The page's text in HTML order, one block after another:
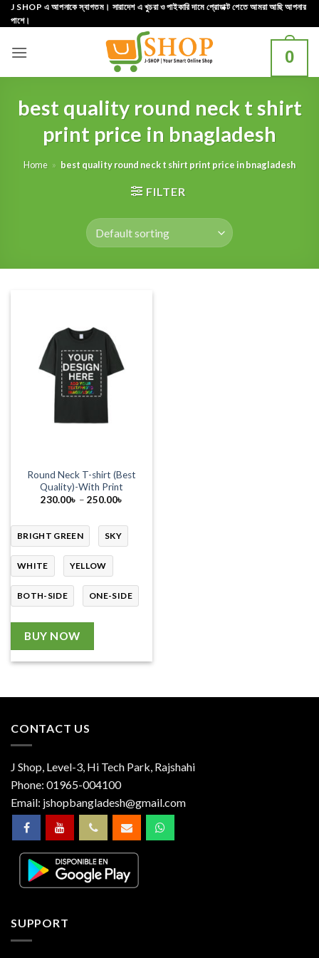
Skip
to
J SHOP এ আপনাকে স্বাগতম। সারাদেশ এ খুচরা ও পাইকারি দামে প্রোডাক্ট পেতে আমরা আছি আপনার
পাশে।
0
best quality round neck t shirt
print price in bnagladesh
Home » best quality round neck t shirt print price in bnagladesh
FILTER
Round Neck T-shirt (Best
Quality)-With Print
230.00৳ – 250.00৳
through
BRIGHT GREEN SKY
WHITE YELLOW
BOTH-SIDE ONE-SIDE
BUY NOW
CONTACT US
J Shop, Level-3, Hi Tech Park, Rajshahi
Phone: 01965-004100
Email: jshopbangladesh@gmail.com
SUPPORT